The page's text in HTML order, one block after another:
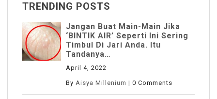
TRENDING POSTS
Jangan Buat Main-Main Jika
‘BINTIK AIR’ Seperti Ini Sering
Timbul Di Jari Anda. Itu
Tandanya…
April 4, 2022
By Aisya Millenium | 0 Comments